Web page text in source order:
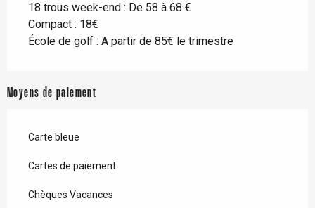
18 trous week-end : De 58 à 68 €
Compact : 18€
École de golf : A partir de 85€ le trimestre
Moyens de paiement
Carte bleue
Cartes de paiement
Chèques Vacances